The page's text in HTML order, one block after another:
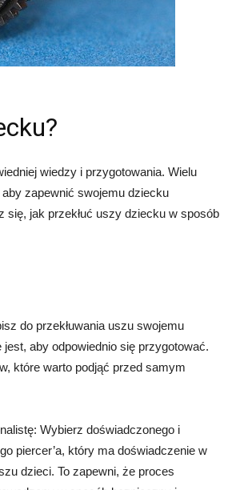
wiedzy i przygotowania. Wielu
zapewnić swojemu dziecku
jak przekłuć uszy dziecku w sposób
do przekłuwania uszu swojemu
aby odpowiednio się przygotować.
które warto podjąć przed samym
Wybierz doświadczonego i
piercer’a, który ma doświadczenie w
dzieci. To zapewni, że proces